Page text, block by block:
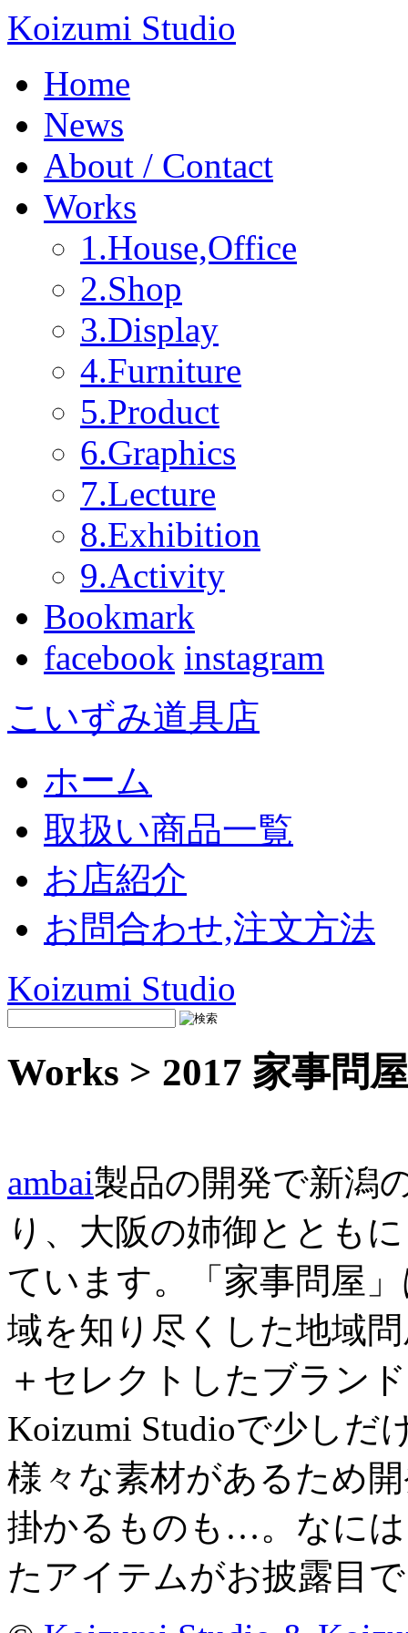
Koizumi Studio
Home
News
About / Contact
Works
1.House,Office
2.Shop
3.Display
4.Furniture
5.Product
6.Graphics
7.Lecture
8.Exhibition
9.Activity
Bookmark
facebook instagram
こいずみ道具店
ホーム
取扱い商品一覧
お店紹介
お問合わせ,注文方法
Koizumi Studio
Works > 2017 家事問屋
ambai製品の開発で新潟
り、大阪の姉御ととも
ています。「家事問屋
域を知り尽くした地域
＋セレクトしたブラン
Koizumi Studioで少しだ
様々な素材があるため
掛かるものも…。なに
たアイテムがお披露目